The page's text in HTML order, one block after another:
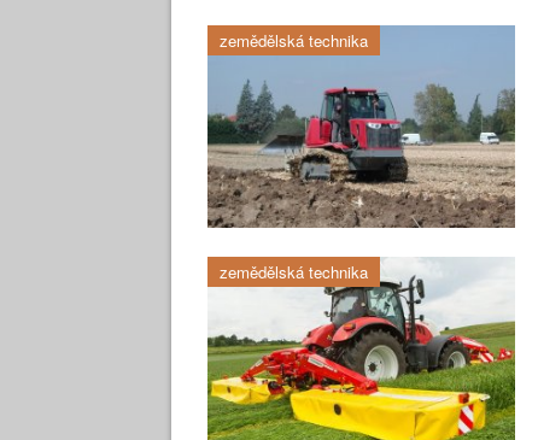
zemědělská technika
zemědělská technika